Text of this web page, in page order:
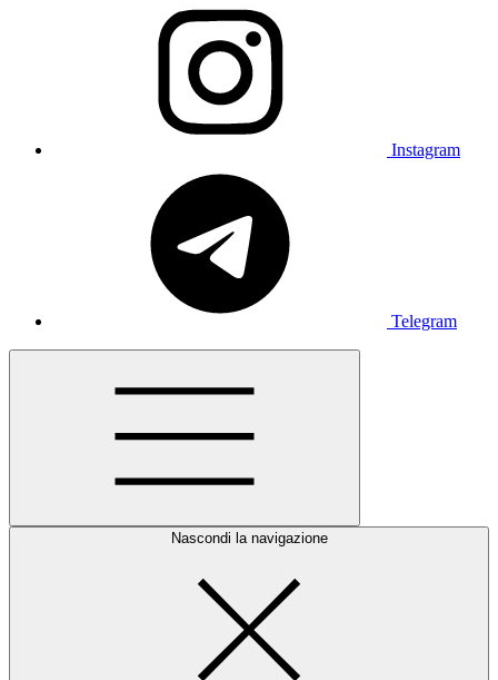
Instagram
Telegram
Nascondi la navigazione